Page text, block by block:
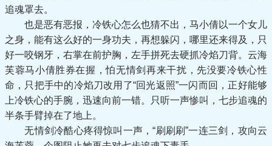
追魂罩去。
也是恶有恶报，冷铁心怎么也猜不出，马小倩以一个女儿
之身，能有这么好的一身功夫，再想躲闪，哪里还来得及，只
好一咬钢牙，右掌在前护胸，左手拼死去硬抓冷焰刀背。云海
芙蓉马小倩胜券在握，怕无情剑再来干扰，先没要冷铁心性
命，只把手中的冷焰刀改用了“回光返照”一闪而回，正好能够
上冷铁心的手腕，迅速向前一错。只听一声惨叫，七步追魂的
半条手臂掉在了地上。
无情剑冷酷心疼得惊叫一声，“刷刷刷”一连三剑，攻向云